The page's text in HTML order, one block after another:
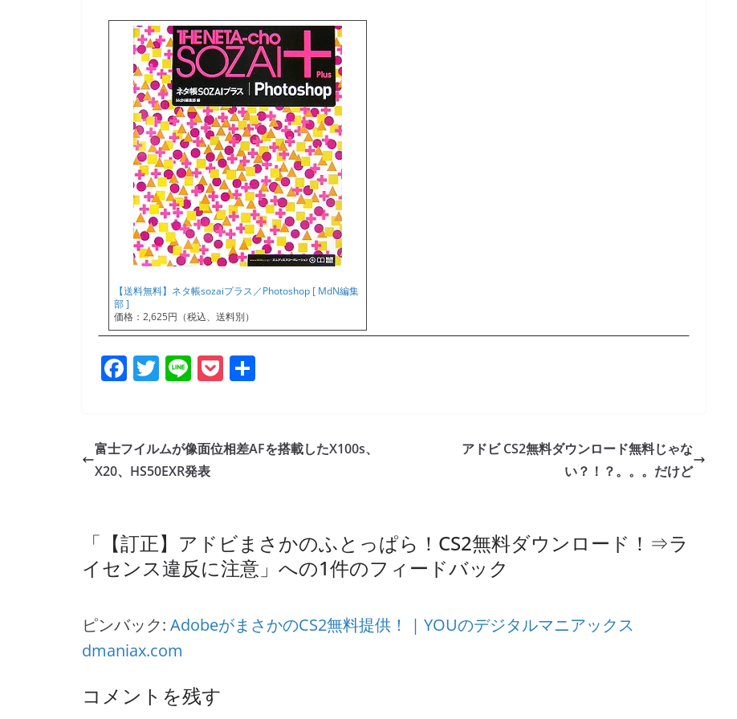
【送料無料】ネタ帳sozaiプラス／Photoshop [ MdN編集
部 ]
価格：2,625円（税込、送料別）
F
e
b
k
T
er
Li P
et
富士フイルムが像面位相差AFを搭載したX100s、
X20、HS50EXR発表
アドビ CS2無料ダウンロード無料じゃな
い？！？。。。だけど
「 【訂正】アドビまさかのふとっぱら！CS2無料ダウンロード！⇒ラ
イセンス違反に注意 」への1件のフィードバック
ピンバック: AdobeがまさかのCS2無料提供！ | YOUのデジタルマニアックス
dmaniax.com
コメントを残す